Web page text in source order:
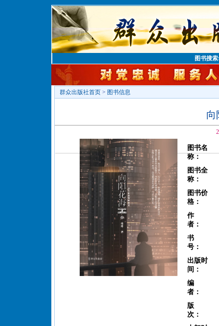
图书搜
群众出版社首页 > 图书信息
向
图书名
称：
图书全
称：
图书价
格：
作
者：
书
号：
出版时
间：
编
者：
版
次：